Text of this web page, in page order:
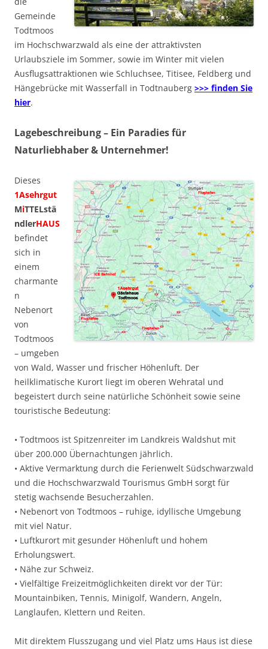
Gemeinde
Todtmoos
im Hochschwarzwald als eine der attraktivsten
Urlaubsziele im Sommer, sowie im Winter mit vielen
Ausflugsattraktionen wie Schluchsee, Titisee, Feldberg und
Hängebrücke mit Wasserfall in Todtnauberg >>> finden Sie
hier.
Lagebeschreibung – Ein Paradies für
Naturliebhaber & Unternehmer!
Dieses
1Asehrgut
MiTTELstä
ndlerHAUS
befindet
sich in
einem
charmante
n
Nebenort
von
Todtmoos
– umgeben
von Wald, Wasser und frischer Höhenluft. Der
heilklimatische Kurort liegt im oberen Wehratal und
begeistert durch seine natürliche Schönheit sowie seine
touristische Bedeutung:
• Todtmoos ist Spitzenreiter im Landkreis Waldshut mit
über 200.000 Übernachtungen jährlich.
• Aktive Vermarktung durch die Ferienwelt Südschwarzwald
und die Hochschwarzwald Tourismus GmbH sorgt für
stetig wachsende Besucherzahlen.
• Nebenort von Todtmoos – ruhige, idyllische Umgebung
mit viel Natur.
• Luftkurort mit gesunder Höhenluft und hohem
Erholungswert.
• Nähe zur Schweiz.
• Vielfältige Freizeitmöglichkeiten direkt vor der Tür:
Mountainbiken, Tennis, Minigolf, Wandern, Angeln,
Langlaufen, Klettern und Reiten.
Mit direktem Flusszugang und viel Platz ums Haus ist diese